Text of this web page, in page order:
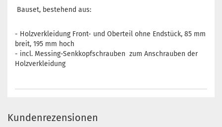
Bauset, bestehend aus:
- Holzverkleidung Front- und Oberteil ohne Endstück, 85 mm
breit, 195 mm hoch
- incl. Messing-Senkkopfschrauben zum Anschrauben der
Holzverkleidung
Kundenrezensionen